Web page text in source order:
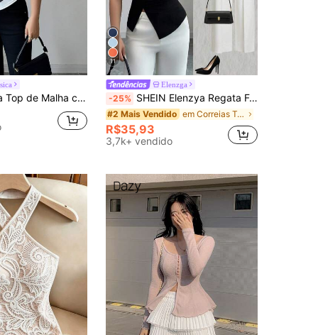
de Listras e Ombro Oblíquo, Novo Modelo de Verão Feminino
11
Elenzga
-25% SHEIN Elenzya Regata Feminina Minimalista de Cor Sólida, Uso Diário
#2 Mais Vendido em Correias Tops, blusas e camisetas femininas
R$35,93
3,7k+ vendido